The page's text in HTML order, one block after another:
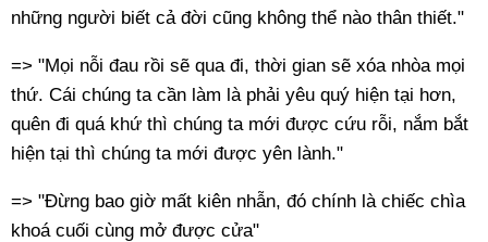
những người biết cả đời cũng không thể nào thân thiết."
=> "Mọi nỗi đau rồi sẽ qua đi, thời gian sẽ xóa nhòa mọi
thứ. Cái chúng ta cần làm là phải yêu quý hiện tại hơn,
quên đi quá khứ thì chúng ta mới được cứu rỗi, nắm bắt
hiện tại thì chúng ta mới được yên lành."
=> "Đừng bao giờ mất kiên nhẫn, đó chính là chiếc chìa
khoá cuối cùng mở được cửa"